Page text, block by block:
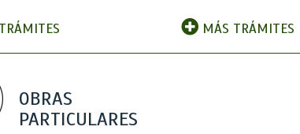
MÁS TRÁMITES
OBRAS
PARTICULARES